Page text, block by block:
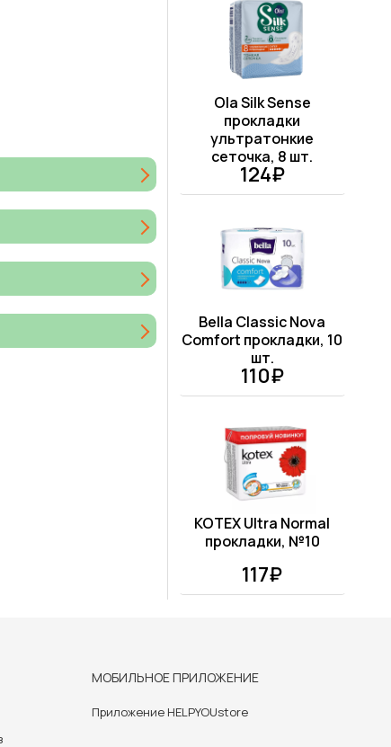
Ola Silk Sense
прокладки
ультратонкие
сеточка, 8 шт.
124₽
Bella Classic Nova
Comfort прокладки, 10
шт.
110₽
KOTEX Ultra Normal
прокладки, №10
117₽
МОБИЛЬНОЕ ПРИЛОЖЕНИЕ
Приложение HELPYOUstore